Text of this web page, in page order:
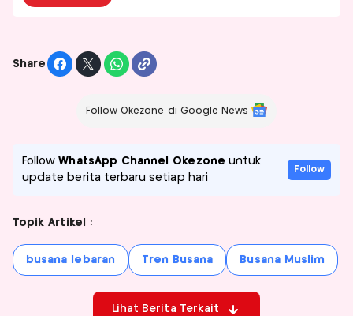
Share
Follow Okezone di Google News
FollowWhatsApp Channel Okezone untuk
update berita terbaru setiap hari
Follow
Topik Artikel :
busana lebaran Tren Busana Busana Muslim
Lihat Berita Terkait